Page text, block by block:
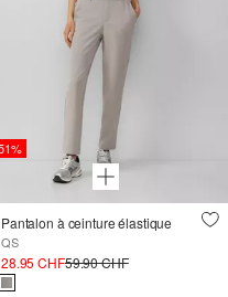
Pantalon à ceinture élastique
QS
28.95 CHF59.90 CHF